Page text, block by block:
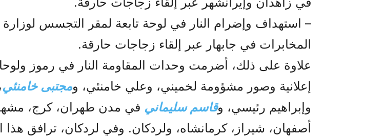
– استهداف وإضرام النار في لوحة تابعة لمقر التجسس لوزارة
المخابرات في جابهار عبر إلقاء زجاجات حارقة.
علاوة على ذلك، أضرمت وحدات المقاومة النار في رموز
إعلانية وصور مشؤومة لخميني، وعلي خامنئي، ومجتبى خامنئي
وإبراهيم رئيسي، وقاسم سليماني في مدن طهران، كرج،
أصفهان، شيراز، كرمانشاه، ولردكان. وفي لردكان، ترافق هذا